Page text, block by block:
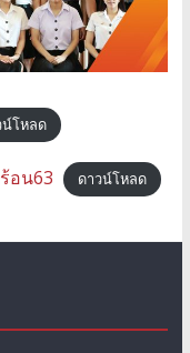
น์โหลด
อน63 ดาวน์โหลด